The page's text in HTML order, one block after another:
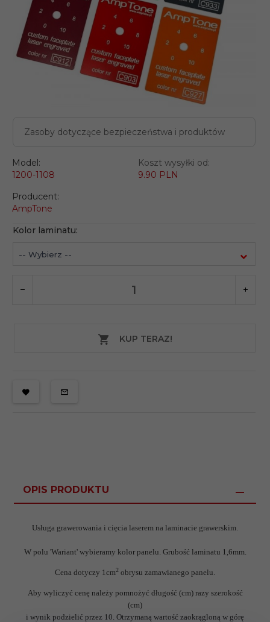
Zasoby dotyczące bezpieczeństwa i produktów
Model:
1200-1108
Koszt wysyłki od:
9.90 PLN
Producent:
AmpTone
Kolor laminatu:
-- Wybierz --
KUP TERAZ!
OPIS PRODUKTU
Usługa grawerowania i cięcia laserem na laminacie grawerskim.
W polu 'Wariant' wybieramy kolor panelu. Grubość laminatu 1,6mm.
Cena dotyczy 1cm2 obrysu zamawianego panelu.
Aby wyliczyć cenę należy pomnożyć długość (cm) razy szerokość
(cm)
i wynik podzielić przez 10. Otrzymaną wartość zaokrągloną w górę